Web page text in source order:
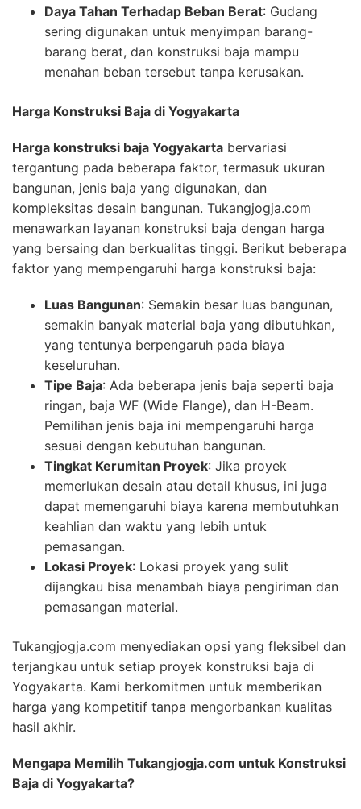
Daya Tahan Terhadap Beban Berat: Gudang
sering digunakan untuk menyimpan barang-
barang berat, dan konstruksi baja mampu
menahan beban tersebut tanpa kerusakan.
Harga Konstruksi Baja di Yogyakarta
Harga konstruksi baja Yogyakarta bervariasi
tergantung pada beberapa faktor, termasuk ukuran
bangunan, jenis baja yang digunakan, dan
kompleksitas desain bangunan. Tukangjogja.com
menawarkan layanan konstruksi baja dengan harga
yang bersaing dan berkualitas tinggi. Berikut beberapa
faktor yang mempengaruhi harga konstruksi baja:
Luas Bangunan: Semakin besar luas bangunan,
semakin banyak material baja yang dibutuhkan,
yang tentunya berpengaruh pada biaya
keseluruhan.
Tipe Baja: Ada beberapa jenis baja seperti baja
ringan, baja WF (Wide Flange), dan H-Beam.
Pemilihan jenis baja ini mempengaruhi harga
sesuai dengan kebutuhan bangunan.
Tingkat Kerumitan Proyek: Jika proyek
memerlukan desain atau detail khusus, ini juga
dapat memengaruhi biaya karena membutuhkan
keahlian dan waktu yang lebih untuk
pemasangan.
Lokasi Proyek: Lokasi proyek yang sulit
dijangkau bisa menambah biaya pengiriman dan
pemasangan material.
Tukangjogja.com menyediakan opsi yang fleksibel dan
terjangkau untuk setiap proyek konstruksi baja di
Yogyakarta. Kami berkomitmen untuk memberikan
harga yang kompetitif tanpa mengorbankan kualitas
hasil akhir.
Mengapa Memilih Tukangjogja.com untuk Konstruksi
Baja di Yogyakarta?